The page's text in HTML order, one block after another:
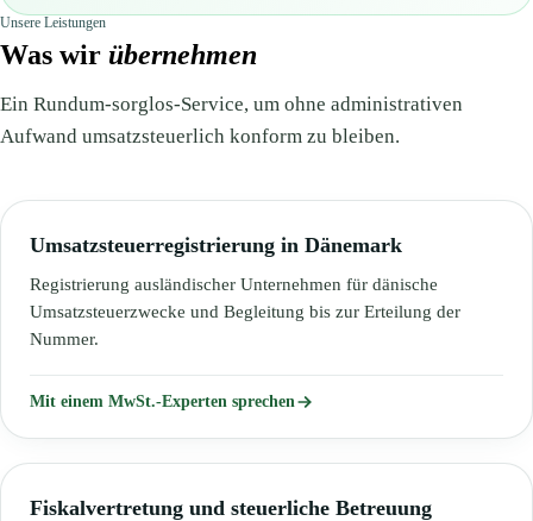
Unsere Leistungen
Was wir übernehmen
Ein Rundum-sorglos-Service, um ohne administrativen
Aufwand umsatzsteuerlich konform zu bleiben.
Umsatzsteuerregistrierung in Dänemark
Registrierung ausländischer Unternehmen für dänische
Umsatzsteuerzwecke und Begleitung bis zur Erteilung der
Nummer.
Mit einem MwSt.-Experten sprechen
Fiskalvertretung und steuerliche Betreuung